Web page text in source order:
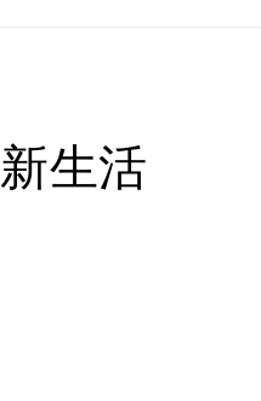
生活